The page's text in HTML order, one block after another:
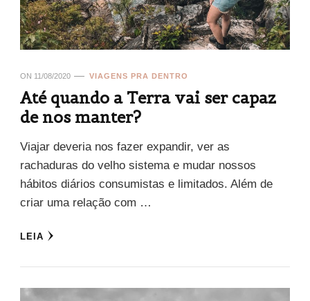
ON 11/08/2020 VIAGENS PRA DENTRO
Até quando a Terra vai ser capaz
de nos manter?
Viajar deveria nos fazer expandir, ver as
rachaduras do velho sistema e mudar nossos
hábitos diários consumistas e limitados. Além de
criar uma relação com …
LEIA